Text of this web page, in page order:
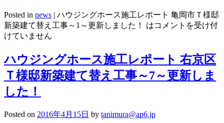
Posted in news | ハウジングホース施工レポート 亀岡市Ｔ様邸
新築建て替え工事～1～更新しました！ はコメントを受け付
けていません
ハウジングホース施工レポート 右京区
Ｔ様邸新築建て替え工事～7～更新しま
した！
Posted on 2016年4月15日 by tanimura@ap6.jp